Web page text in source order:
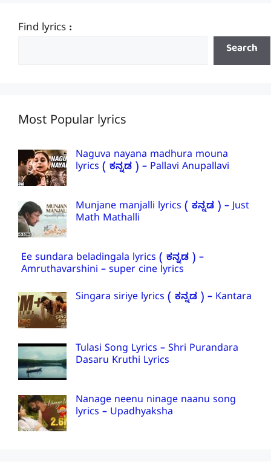
Find lyrics :
Search
Most Popular lyrics
Naguva nayana madhura mouna
lyrics ( ಕನ್ನಡ ) – Pallavi Anupallavi
Munjane manjalli lyrics ( ಕನ್ನಡ ) – Just
Math Mathalli
Ee sundara beladingala lyrics ( ಕನ್ನಡ ) –
Amruthavarshini – super cine lyrics
Singara siriye lyrics ( ಕನ್ನಡ ) – Kantara
Tulasi Song Lyrics – Shri Purandara
Dasaru Kruthi Lyrics
Nanage neenu ninage naanu song
lyrics – Upadhyaksha